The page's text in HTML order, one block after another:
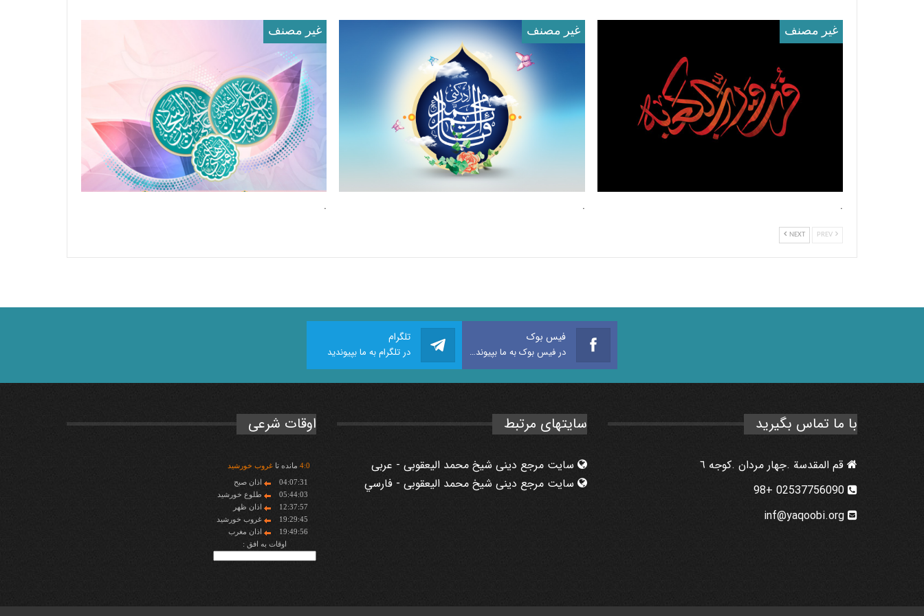
غير مصنف
.
غير مصنف
.
غير مصنف
.
NEXT
فیس بوک
در فیس بوک به ما بپیوندید
تلگرام
در تلگرام به ما بپیوندید
با ما تماس بگیرید
قم المقدسة .جهار مردان .كوجه ٦
inf@yaqoobi.org
سایتهای مرتبط
سایت مرجع دینی شیخ محمد الیعقوبی - عربی
سایت مرجع دینی شیخ محمد الیعقوبی - فارسي
اوقات شرعی
4:0 مانده تاغروب خورشید
04:07:31
اذان صبح
05:44:03
طلوع خورشید
12:37:57
اذان ظهر
19:29:45
غروب خورشید
19:49:56
اذان مغرب
اوقات به افق :